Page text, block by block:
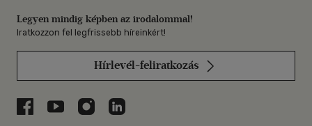
Legyen mindig képben az irodalommal!
Iratkozzon fel legfrissebb híreinkért!
Hírlevél-feliratkozás
Libri a Facebookon
Libri a Youtube-on
Libri az Instagramon
Libri a LinkedInen